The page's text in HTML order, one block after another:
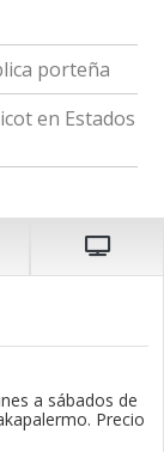
porteña
en Estados
a sábados de
Precio